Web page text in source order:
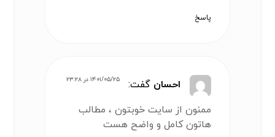
پاسخ
احسان گفت: ۱۴۰۱/۰۵/۲۵ در ۲۳:۲۸
ممنون از سایت خوبتون ، مطالب
هاتون کامل و واضح هست